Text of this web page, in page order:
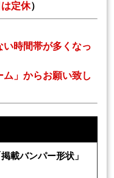
定休）
時間帯が多くなっ
」からお願い致し
載バンパー形状」